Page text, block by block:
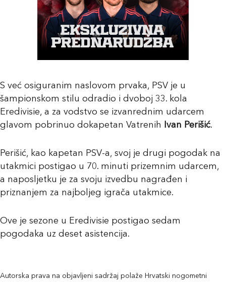
S već osiguranim naslovom prvaka, PSV je u
šampionskom stilu odradio i dvoboj 33. kola
Eredivisie, a za vodstvo se izvanrednim udarcem
glavom pobrinuo dokapetan Vatrenih
Ivan Perišić.
Perišić, kao kapetan PSV-a, svoj je drugi pogodak na
utakmici postigao u 70. minuti prizemnim udarcem,
a naposljetku je za svoju izvedbu nagrađen i
priznanjem za najboljeg igrača utakmice.
Ove je sezone u Eredivisie postigao sedam
pogodaka uz deset asistencija.
Autorska prava na objavljeni sadržaj polaže Hrvatski nogometni